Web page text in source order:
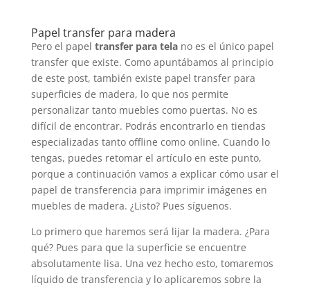
Papel transfer para madera
Pero el papel transfer para telano es el único papel
transfer que existe. Como apuntábamos al principio
de este post, también existe papel transfer para
superficies de madera, lo que nos permite
personalizar tanto muebles como puertas. No es
difícil de encontrar. Podrás encontrarlo en tiendas
especializadas tanto offline como online. Cuando lo
tengas, puedes retomar el artículo en este punto,
porque a continuación vamos a explicar cómo usar el
papel de transferencia para imprimir imágenes en
muebles de madera. ¿Listo? Pues síguenos.
Lo primero que haremos será lijar la madera. ¿Para
qué? Pues para que la superficie se encuentre
absolutamente lisa. Una vez hecho esto, tomaremos
líquido de transferencia y lo aplicaremos sobre la